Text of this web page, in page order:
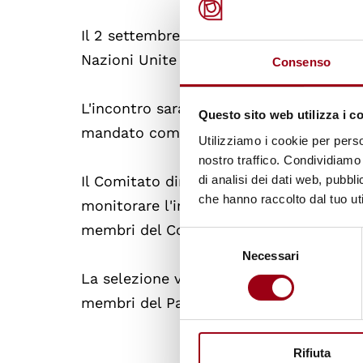
Consenso
Questo sito web utilizza i
Utilizziamo i cookie per
nostro traffico.
di analisi dei dati web,
che hanno raccolto dal tuo
Selezione
consenso
Necessari
Rifiuta
Il 2 settembre si terrà a New York il
Nazioni Unite sui diritti civili e politici
L'incontro sarà l'occasione per
mandato comincerà dall'1 gennaio 2011.
Il Comitato diritti umani è un organo
monitorare l'implementazione da
membri del Comitato sono eletti per
La selezione verrà effettuata su una
membri del Patto sui diritti civili e